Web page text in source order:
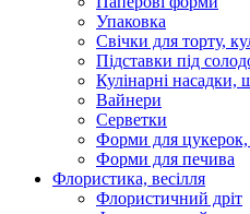
Упаковка
Свічки для торту,
Підставки під
Кулінарні насадки,
Вайнери
Серветки
Форми для
Форми для печива
Флористика, весілля
Флористичний дріт